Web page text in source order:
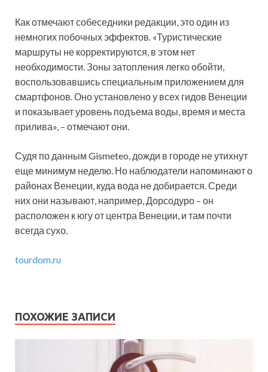
Как отмечают собеседники редакции, это один из
немногих побочных эффектов. «Туристические
маршруты не корректируются, в этом нет
необходимости. Зоны затопления легко обойти,
воспользовавшись специальным приложением для
смартфонов. Оно установлено у всех гидов Венеции
и показывает уровень подъема воды, время и места
прилива», – отмечают они.
Судя по данным Gismeteo, дожди в городе не утихнут
еще минимум неделю. Но наблюдатели напоминают о
районах Венеции, куда вода не добирается. Среди
них они называют, например, Дорсодуро – он
расположен к югу от центра Венеции, и там почти
всегда сухо.
tourdom.ru
ПОХОЖИЕ ЗАПИСИ